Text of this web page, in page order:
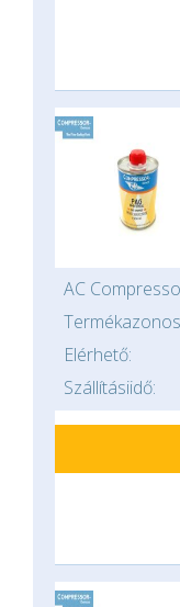
AC
Elérhető:
Szállításiidő: